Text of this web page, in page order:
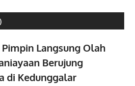
Langsung Olah
Berujung
di Kedunggalar